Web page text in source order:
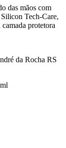
das mãos com
Tech-Care,
protetora